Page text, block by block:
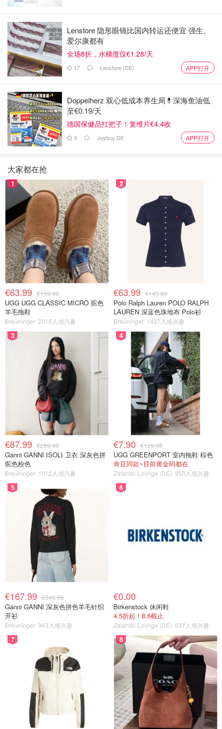
Lenstore 隐形眼镜比国内转运还便宜 强生、
爱尔康都有
全场8折，水梯度仅€1.28/天
17 Lenstore (DE) APP打开
Doppelherz 双心低成本养生局💊深海鱼油低
至€0.19/天
德国保健品扛把子！复维片€4.4收
0 Joybuy DE APP打开
大家都在抢
1
€63.99 €159.99
UGG UGG CLASSIC MICRO 驼色
羊毛拖鞋
Breuninger 2015人感兴趣
2
€63.99 €145.00
Polo Ralph Lauren POLO RALPH
LAUREN 深蓝色珠地布 Polo衫
Breuninger 1437人感兴趣
3
€87.99 €269.99
Ganni GANNI ISOLI 卫衣 深灰色拼
驼色粉色
Breuninger 1012人感兴趣
4
€7.90 €129.95
UGG GREENPORT 室内拖鞋 棕色
肯豆同款~目前黄金码都在
Zalando Lounge (DE) 955人感兴趣
5
€167.99 €349.99
Ganni GANNI 深灰色拼色羊毛针织
开衫
Breuninger 943人感兴趣
6
€0.00
Birkenstock 休闲鞋
4.5折起！8.6截止
Zalando Lounge (DE) 637人感兴趣
7 8